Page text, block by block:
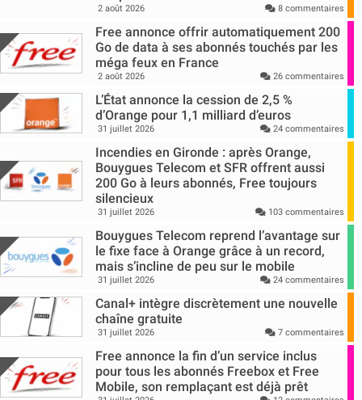
2 août 2026 8 commentaires
Free annonce offrir automatiquement 200
Go de data à ses abonnés touchés par les
méga feux en France
2 août 2026 26 commentaires
L’État annonce la cession de 2,5 %
d’Orange pour 1,1 milliard d’euros
31 juillet 2026 24 commentaires
Incendies en Gironde : après Orange,
Bouygues Telecom et SFR offrent aussi
200 Go à leurs abonnés, Free toujours
silencieux
31 juillet 2026 103 commentaires
Bouygues Telecom reprend l’avantage sur
le fixe face à Orange grâce à un record,
mais s’incline de peu sur le mobile
31 juillet 2026 24 commentaires
Canal+ intègre discrètement une nouvelle
chaîne gratuite
31 juillet 2026 7 commentaires
Free annonce la fin d’un service inclus
pour tous les abonnés Freebox et Free
Mobile, son remplaçant est déjà prêt